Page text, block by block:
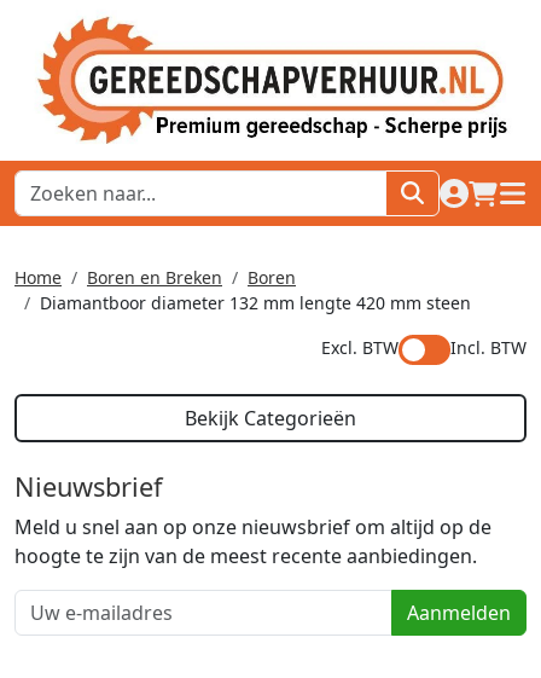
naar
Home Boren en Breken
Boren
Diamantboor diameter 132 mm lengte 420 mm steen
Excl. BTW
Incl. BTW
Bekijk Categorieën
Nieuwsbrief
Meld u snel aan op onze nieuwsbrief om altijd op de
hoogte te zijn van de meest recente aanbiedingen.
Aanmelden